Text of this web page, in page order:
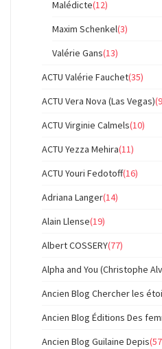
Malédicte(12)
Maxim Schenkel(3)
Valérie Gans(13)
ACTU Valérie Fauchet(35)
ACTU Vera Nova (Las Vegas)
ACTU Virginie Calmels(10)
ACTU Yezza Mehira(11)
ACTU Youri Fedotoff(16)
Adriana Langer(14)
Alain Llense(19)
Albert COSSERY(77)
Alpha and You (Christophe
Ancien Blog Chercher les
Ancien Blog Éditions Des
Ancien Blog Guilaine Depis